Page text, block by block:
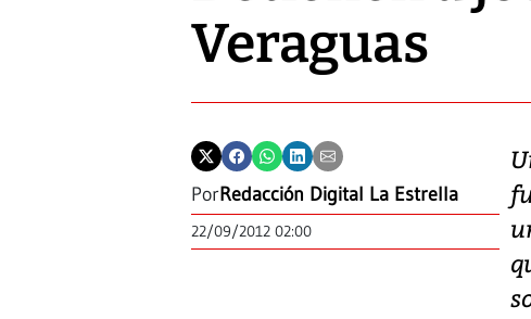
Veraguas
PorRedacción Digital La Estrella
22/09/2012 02:00